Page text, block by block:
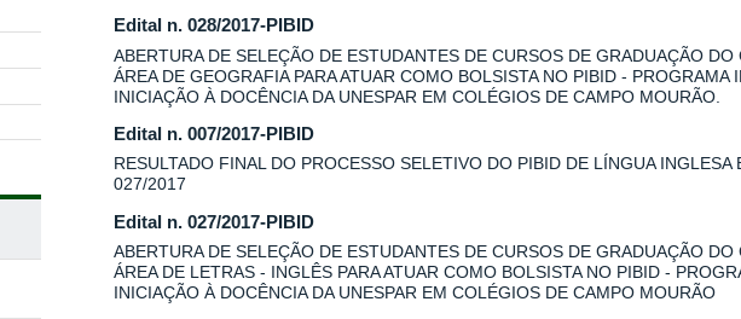
Edital n. 028/2017-PIBID
ABERTURA DE SELEÇÃO DE ESTUDANTES DE CURSOS DE GRADUAÇÃO
ÁREA DE GEOGRAFIA PARA ATUAR COMO BOLSISTA NO PIBID - PROGRAMA
INICIAÇÃO À DOCÊNCIA DA UNESPAR EM COLÉGIOS DE CAMPO MOURÃO.
Edital n. 007/2017-PIBID
RESULTADO FINAL DO PROCESSO SELETIVO DO PIBID DE LÍNGUA
027/2017
Edital n. 027/2017-PIBID
ABERTURA DE SELEÇÃO DE ESTUDANTES DE CURSOS DE GRADUAÇÃO
ÁREA DE LETRAS - INGLÊS PARA ATUAR COMO BOLSISTA NO PIBID -
INICIAÇÃO À DOCÊNCIA DA UNESPAR EM COLÉGIOS DE CAMPO MOURÃO